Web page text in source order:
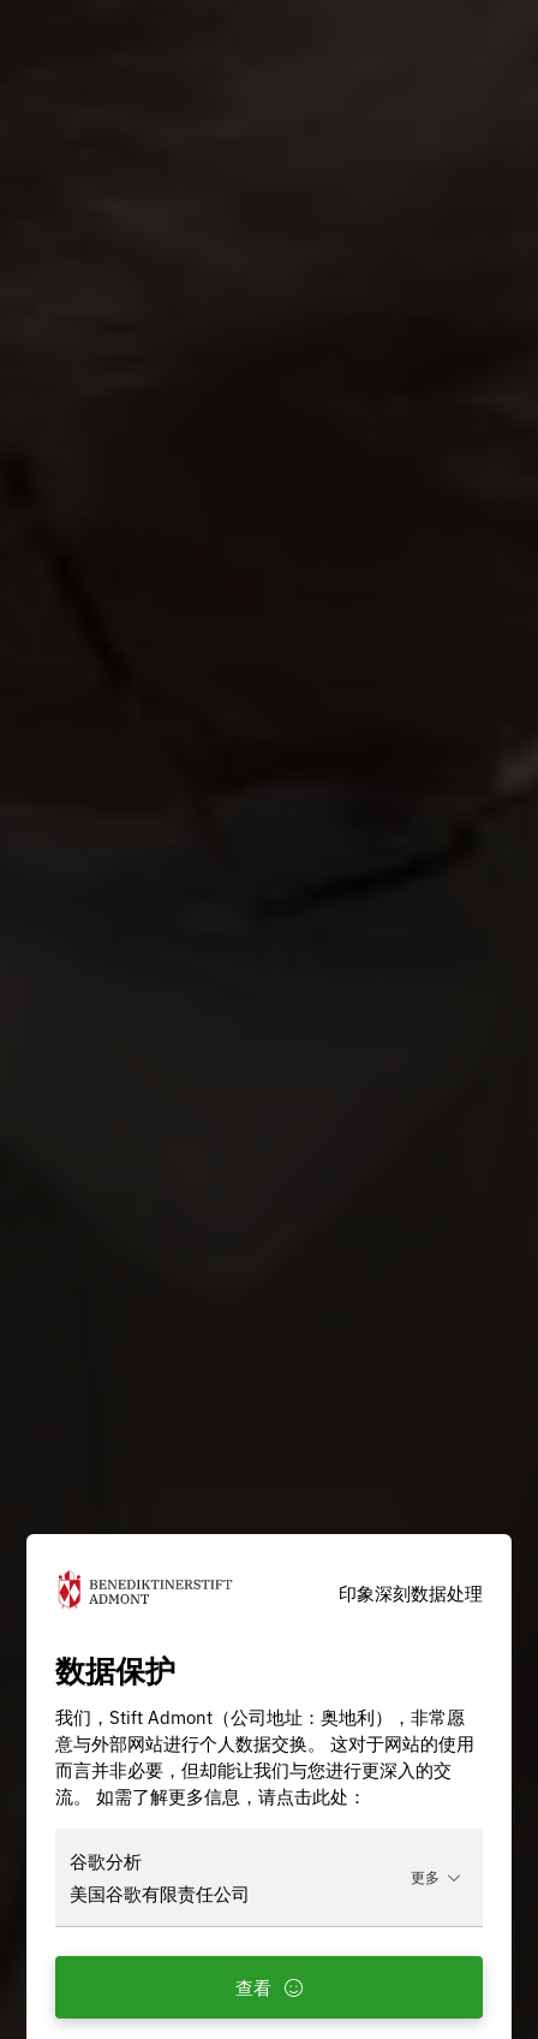
印象深刻数据处理
数据保护
我们，Stift Admont（公司地址：奥地利），非常愿
意与外部网站进行个人数据交换。 这对于网站的使用
而言并非必要，但却能让我们与您进行更深入的交
流。 如需了解更多信息，请点击此处：
谷歌分析
美国谷歌有限责任公司
更多
查看